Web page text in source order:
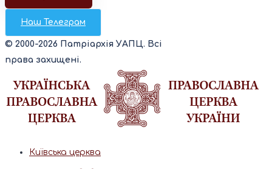
Наш Телеграм
© 2000-2026 Патріархія УАПЦ. Всі
права захищені.
Київська церква